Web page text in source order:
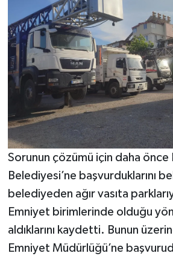
Sorunun çözümü için daha önce
Belediyesi’ne başvurduklarını
belediyeden ağır vasıta
Emniyet birimlerinde olduğu
aldıklarını kaydetti. Bunun
Emniyet Müdürlüğü’ne